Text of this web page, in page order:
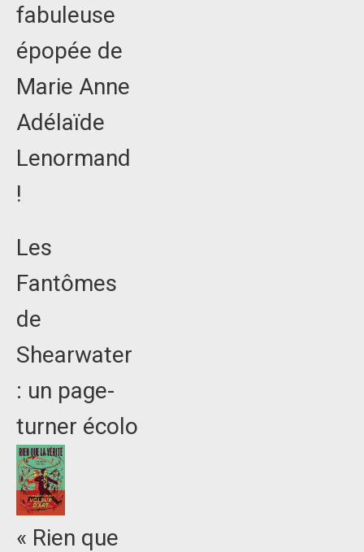
fabuleuse
épopée de
Marie Anne
Adélaïde
Lenormand
!
Les
Fantômes
de
Shearwater
: un page-
turner écolo
« Rien que